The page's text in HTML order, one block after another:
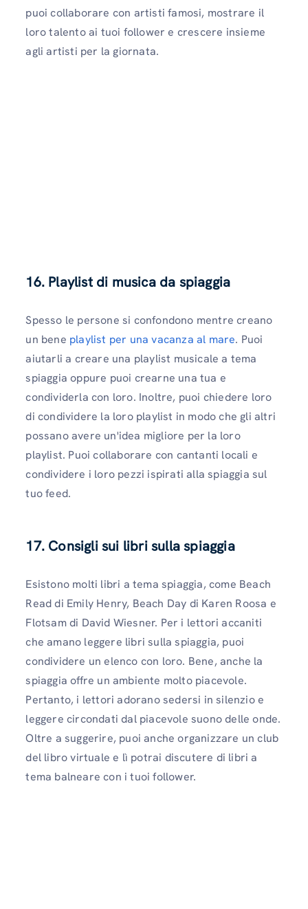
puoi collaborare con artisti famosi, mostrare il
loro talento ai tuoi follower e crescere insieme
agli artisti per la giornata.
16. Playlist di musica da spiaggia
Spesso le persone si confondono mentre creano
un bene playlist per una vacanza al mare. Puoi
aiutarli a creare una playlist musicale a tema
spiaggia oppure puoi crearne una tua e
condividerla con loro. Inoltre, puoi chiedere loro
di condividere la loro playlist in modo che gli altri
possano avere un'idea migliore per la loro
playlist. Puoi collaborare con cantanti locali e
condividere i loro pezzi ispirati alla spiaggia sul
tuo feed.
17. Consigli sui libri sulla spiaggia
Esistono molti libri a tema spiaggia, come Beach
Read di Emily Henry, Beach Day di Karen Roosa e
Flotsam di David Wiesner. Per i lettori accaniti
che amano leggere libri sulla spiaggia, puoi
condividere un elenco con loro. Bene, anche la
spiaggia offre un ambiente molto piacevole.
Pertanto, i lettori adorano sedersi in silenzio e
leggere circondati dal piacevole suono delle onde.
Oltre a suggerire, puoi anche organizzare un club
del libro virtuale e lì potrai discutere di libri a
tema balneare con i tuoi follower.